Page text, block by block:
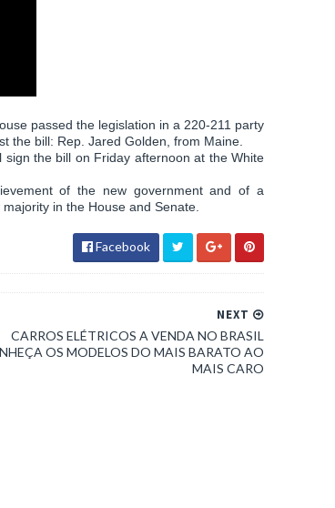
passed the legislation in a 220-211 party
the bill: Rep. Jared Golden, from Maine.
the bill on Friday afternoon at the White
of the new government and of a
in the House and Senate.
Facebook
NEXT
CARROS ELÉTRICOS A VENDA NO BRASIL
OS MODELOS DO MAIS BARATO AO
MAIS CARO